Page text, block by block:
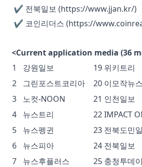
✔ 전북일보 (https://www.jjan.kr/)
✔ 코인리더스 (https://
<Current application media (36
1
강원일보 19 위키트리
2
그린포스트코리아 20 이모작뉴스
3
노컷-NOON 21 인천일보
4
뉴스트리 22IMPACT
5
뉴스펭귄 23 전북도민
6
뉴스피아 24 전북일보
7
뉴스후플러스 25 충청투데이